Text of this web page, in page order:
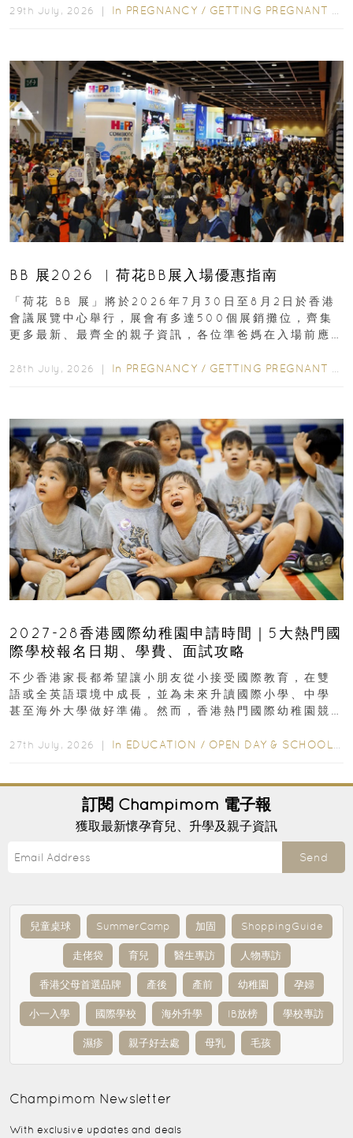
29th July, 2026 ｜ In PREGNANCY / GETTING PREGNANT
BB 展2026 ︳荷花BB展入場優惠指南
「荷花 BB 展」將於2026年7月30日至8月2日於香港
會議展覽中心舉行，展會有多達500個展銷攤位，齊集
更多最新、最齊全的親子資訊，各位準爸媽在入場前應
28th July, 2026 ｜ In PREGNANCY / GETTING PREGNANT
2027-28香港國際幼稚園申請時間｜5大熱門國
際學校報名日期、學費、面試攻略
不少香港家長都希望讓小朋友從小接受國際教育，在雙
語或全英語環境中成長，並為未來升讀國際小學、中學
甚至海外大學做好準備。然而，香港熱門國際幼稚園競
27th July, 2026 ｜ In EDUCATION / OPEN DAY & SCHOOL EVENTS
訂閱 Champimom 電子報
獲取最新懷孕育兒、升學及親子資訊
Send
兒童桌球 SummerCamp 加固 ShoppingGuide
走佬袋 育兒 醫生專訪 人物專訪
香港父母首選品牌 產後 產前 幼稚園 孕婦
小一入學 國際學校 海外升學 IB放榜 學校專訪
濕疹 親子好去處 母乳 毛孩
Champimom Newsletter
With exclusive updates and deals